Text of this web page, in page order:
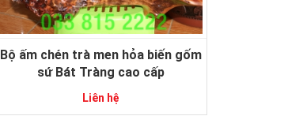
Bộ ấm chén trà men hỏa biến gốm
sứ Bát Tràng cao cấp
Liên hệ